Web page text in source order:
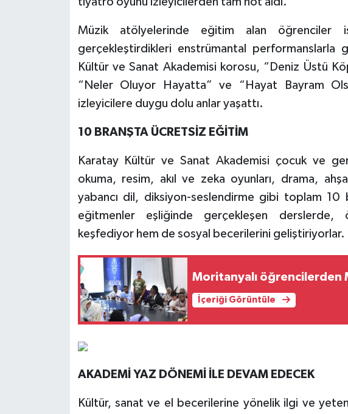
Müzik atölyelerinde eğitim alan
gerçekleştirdikleri enstrümantal performanslarla
Kültür ve Sanat Akademisi korosu, “Deniz Üstü
“Neler Oluyor Hayatta” ve “Hayat Bayram
izleyicilere duygu dolu anlar yaşattı.
10 BRANŞTA ÜCRETSİZ EĞİTİM
Karatay Kültür ve Sanat Akademisi çocuk ve
okuma, resim, akıl ve zeka oyunları, drama,
yabancı dil, diksiyon-seslendirme gibi toplam
eğitmenler eşliğinde gerçekleşen derslerde,
keşfediyor hem de sosyal becerilerini geliştiriyorlar.
Moritanyalı öğrencilerden
İçeriği Görüntüle
AKADEMİ YAZ DÖNEMİ İLE DEVAM EDECEK
Kültür, sanat ve el becerilerine yönelik ilgi ve